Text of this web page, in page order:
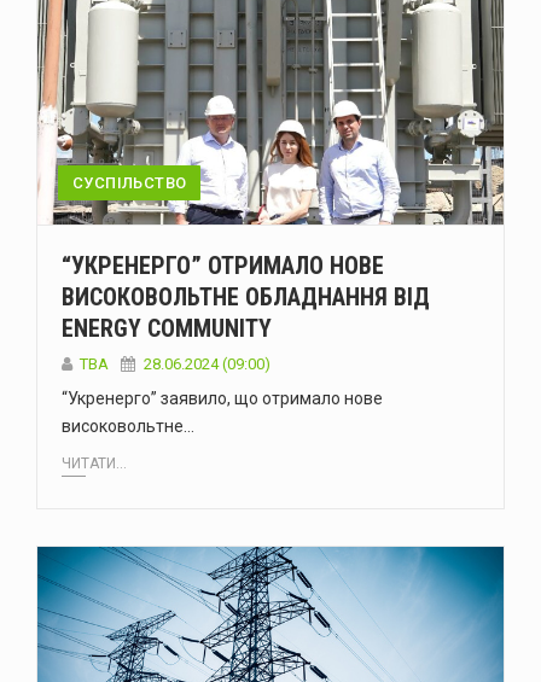
СУСПІЛЬСТВО
“УКРЕНЕРГО” ОТРИМАЛО НОВЕ
ВИСОКОВОЛЬТНЕ ОБЛАДНАННЯ ВІД
ENERGY COMMUNITY
ТВА 28.06.2024 (09:00)
“Укренерго” заявило, що отримало нове
високовольтне…
ЧИТАТИ...